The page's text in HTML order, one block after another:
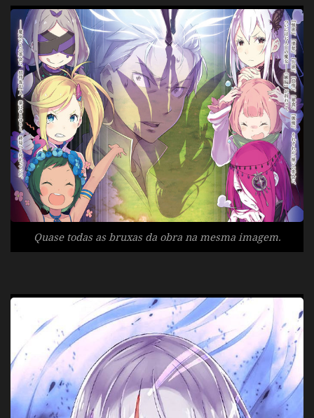
Quase todas as bruxas da obra na mesma imagem.